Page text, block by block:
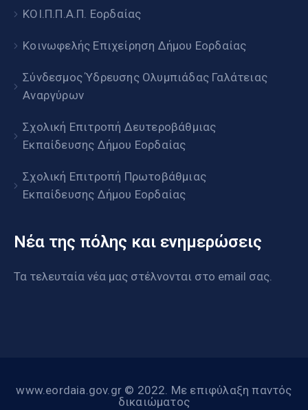
ΚΟΙ.Π.Π.Α.Π. Εορδαίας
Κοινωφελής Επιχείρηση Δήμου Εορδαίας
Σύνδεσμος Ύδρευσης Ολυμπιάδας Γαλάτειας
Αναργύρων
Σχολική Επιτροπή Δευτεροβάθμιας
Εκπαίδευσης Δήμου Εορδαίας
Σχολική Επιτροπή Πρωτοβάθμιας
Εκπαίδευσης Δήμου Εορδαίας
Νέα της πόλης και ενημερώσεις
Τα τελευταία νέα μας στέλνονται στο email σας.
www.eordaia.gov.gr © 2022. Με επιφύλαξη παντός
δικαιώματος